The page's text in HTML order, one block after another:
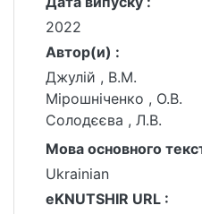
2022
Автор(и) :
Джулій , В.М.
Мірошніченко , О.В.
Солодєєва , Л.В.
Мова основного
Ukrainian
eKNUTSHIR URL :